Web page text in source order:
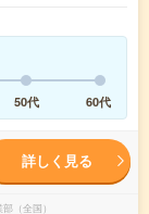
50代 60代
詳しく見る
（全国）